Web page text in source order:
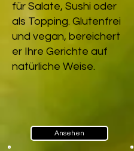
für Salate, Sushi oder
als Topping. Glutenfrei
und vegan, bereichert
er Ihre Gerichte auf
natürliche Weise.
Ansehen